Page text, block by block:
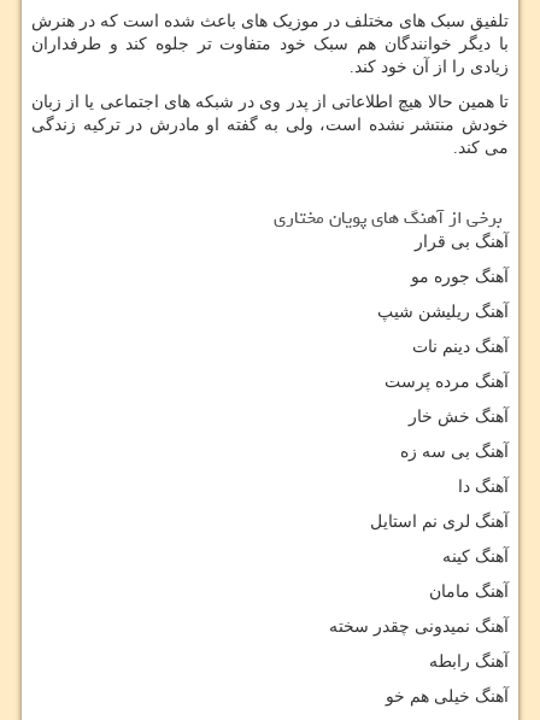
تلفیق سبک های‌‌ مختلف در موزیک های‌‌ باعث شده است که در هنرش
با دیگر خوانندگان هم سبک خود متفاوت تر جلوه کند و طرفداران
زیادی را از آن خود کند.
تا همین حالا هیچ اطلاعاتی از پدر وی در شبکه های‌‌ اجتماعی یا از زبان
خودش منتشر نشده است، ولی به گفته او مادرش در ترکیه زندگی
می کند.
برخی از آهنگ های پویان مختاری
آهنگ بی قرار
آهنگ جوره مو
آهنگ ریلیشن شیپ
آهنگ دینم نات
آهنگ مرده پرست
آهنگ خش خار
آهنگ بی سه زه
آهنگ دا
آهنگ لری نم استایل
آهنگ کینه
آهنگ مامان
آهنگ نمیدونی چقدر سخته
آهنگ رابطه
آهنگ خیلی هم خو